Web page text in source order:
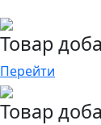
Товар
Перейти
Товар